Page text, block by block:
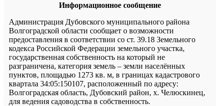
Информационное сообщение
Администрация Дубовского муниципального района
Волгоградской области сообщает о возможности
предоставления в соответствии со ст. 39.18 Земельного
кодекса Российской Федерации земельного участка,
государственная собственность на который не
разграничена, категория земель – земли населённых
пунктов, площадью 1273 кв. м, в границах кадастрового
квартала 34:05:150107, расположенный по адресу:
Волгоградская область, Дубовский район, х. Челюскинец,
для ведения садоводства в собственность.